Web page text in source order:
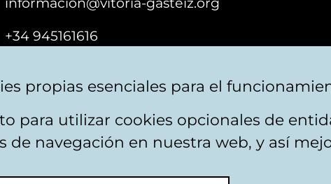
+34 945161616
web Accesibilidad Contacto
propias esenciales para el
para utilizar cookies opcionales de
navegación en nuestra web, y así